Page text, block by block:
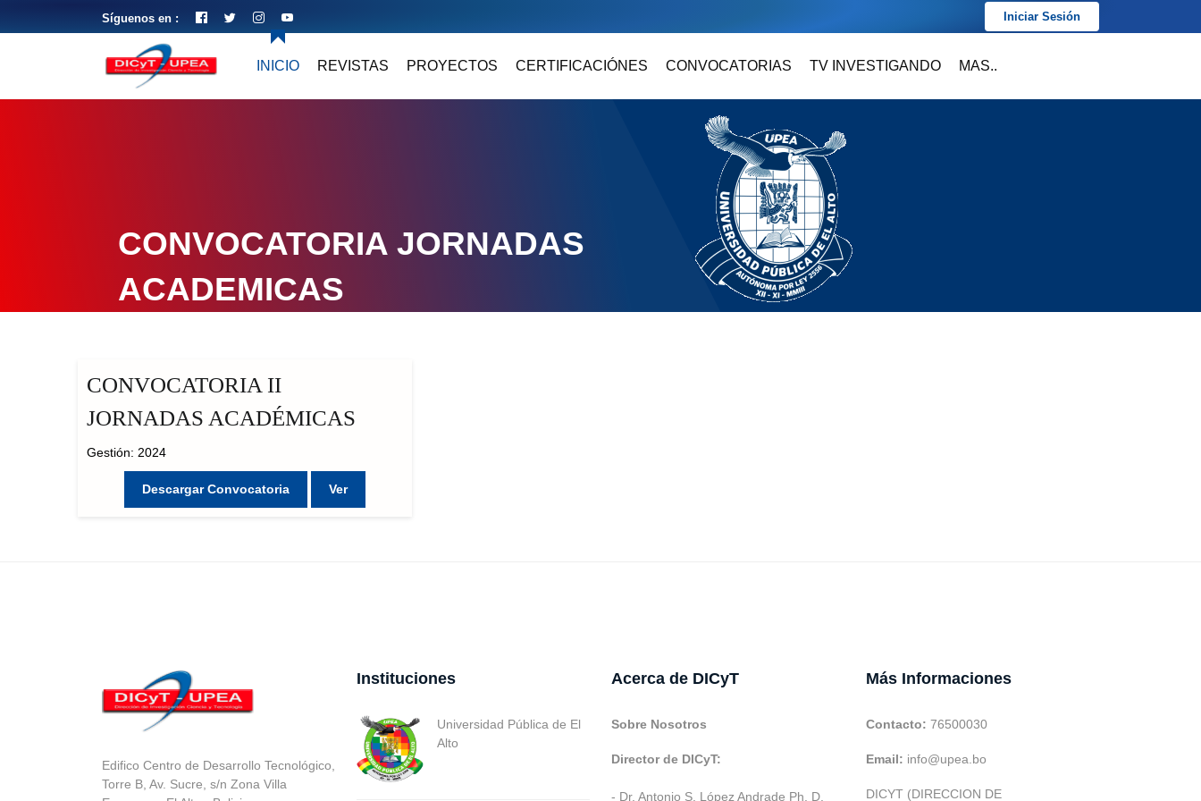
Síguenos en : Iniciar Sesión
INICIO REVISTAS PROYECTOS CERTIFICACIÓNES CONVOCATORIAS TV INVESTIGANDO MAS..
CONVOCATORIA JORNADAS
ACADEMICAS
CONVOCATORIA II
JORNADAS ACADÉMICAS
Gestión: 2024
Descargar Convocatoria Ver
Edifico Centro de Desarrollo Tecnológico,
Torre B, Av. Sucre, s/n Zona Villa
Instituciones
Universidad Pública de El
Alto
Acerca de DICyT
Sobre Nosotros
Director de DICyT:
- Dr. Antonio S. López Andrade Ph. D.
Más Informaciones
Contacto: 76500030
Email: info@upea.bo
DICYT (DIRECCION DE